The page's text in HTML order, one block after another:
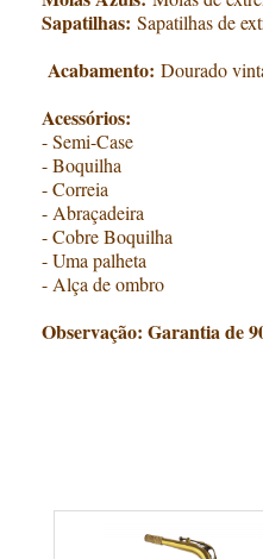
Sapatilhas: Sapatilhas de
Acabamento: Dourado
Acessórios:
- Semi-Case
- Boquilha
- Correia
- Abraçadeira
- Cobre Boquilha
- Uma palheta
- Alça de ombro
Observação: Garantia de